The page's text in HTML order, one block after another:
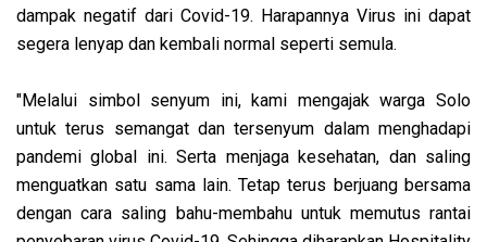
dampak negatif dari Covid-19. Harapannya Virus ini dapat
segera lenyap dan kembali normal seperti semula.
"Melalui simbol senyum ini, kami mengajak warga Solo
untuk terus semangat dan tersenyum dalam menghadapi
pandemi global ini. Serta menjaga kesehatan, dan saling
menguatkan satu sama lain. Tetap terus berjuang bersama
dengan cara saling bahu-membahu untuk memutus rantai